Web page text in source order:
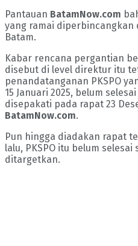
Pantauan BatamNow.com
yang ramai diperbincangkan
Batam.
Kabar rencana pergantian
disebut di level direktur itu
penandatanganan PKSPO
15 Januari 2025, belum
disepakati pada rapat 23
BatamNow.com.
Pun hingga diadakan rapat
lalu, PKSPO itu belum
ditargetkan.